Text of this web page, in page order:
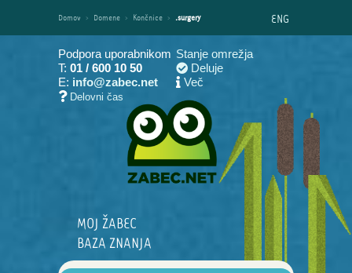
Domov › Domene › Končnice › .surgery ENG
Podpora uporabnikom
T: 01 / 600 10 50
E: info@zabec.net
Delovni čas
Stanje omrežja
Deluje
Več
MOJ ŽABEC
BAZA ZNANJA